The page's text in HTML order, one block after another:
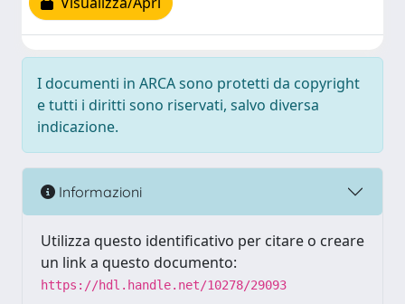
I documenti in ARCA sono protetti da copyright
e tutti i diritti sono riservati, salvo diversa
indicazione.
Informazioni
Utilizza questo identificativo per citare o creare
un link a questo documento:
https://hdl.handle.net/10278/29093